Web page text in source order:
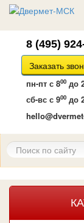
8 (495)
Заказать
пн-пт с 800 до
сб-вс с 900 до